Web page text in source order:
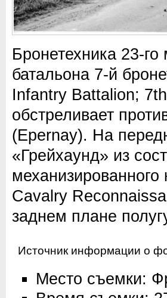
Бронетехника 23-го
батальона 7-й
Infantry Battalion;
обстреливает
(Epernay). На
«Грейхаунд» из
механизированного
Cavalry
заднем плане
Источник информации о
Место съемки: